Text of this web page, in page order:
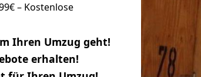
– Kostenlose
Ihren Umzug geht!
erhalten!